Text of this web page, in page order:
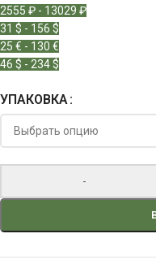
2555 ₽ - 13029 ₽
31 $ - 156 $
25 € - 130 €
46 $ - 234 $
УПАКОВКА
-